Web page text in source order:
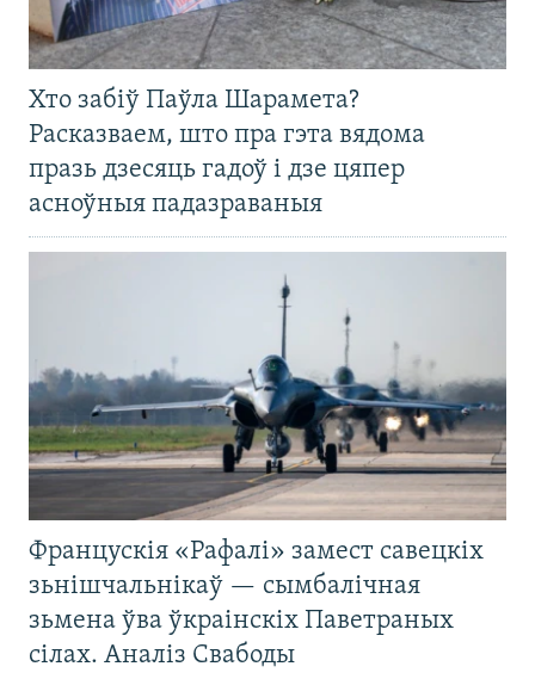
Хто забіў Паўла Шарамета?
Расказваем, што пра гэта вядома
празь дзесяць гадоў і дзе цяпер
асноўныя падазраваныя
Францускія «Рафалі» замест савецкіх
зьнішчальнікаў — сымбалічная
зьмена ўва ўкраінскіх Паветраных
сілах. Аналіз Свабоды